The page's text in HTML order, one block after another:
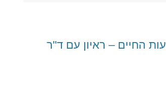
החיים – ראיון עם ד"ר